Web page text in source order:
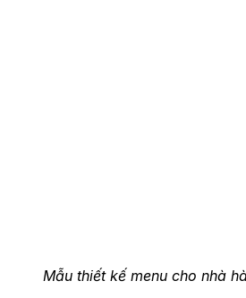
Mẫu thiết kế menu cho nhà